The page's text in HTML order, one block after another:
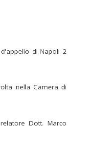
di Napoli 2
nella Camera di
Dott. Marco